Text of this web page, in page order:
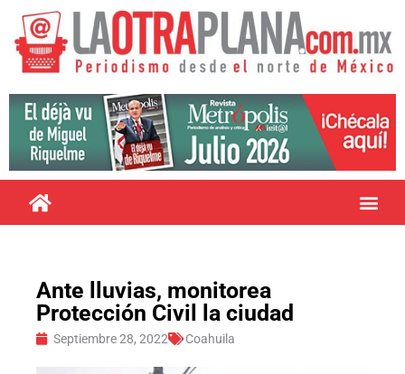
Ante lluvias, monitorea
Protección Civil la ciudad
Septiembre 28, 2022 Coahuila